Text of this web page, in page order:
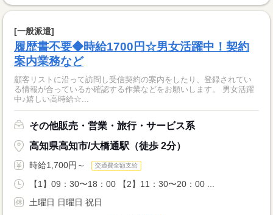
[一般派遣]
履歴書不要◆時給1700円☆男女活躍中！契約
案内業務など
顧客リストに沿って訪問し受信契約の案内をしたり、登録されてい
る情報が合っているか確認する作業などをお願いします。 男女活躍
中♪嬉しい高時給☆...
その他販売・営業・旅行・サービス系
高知県高知市/大橋通駅（徒歩 2分）
時給1,700円～ 交通費全額支給
【1】09：30〜18：00 【2】11：30〜20：00 ...
土曜日 日曜日 祝日